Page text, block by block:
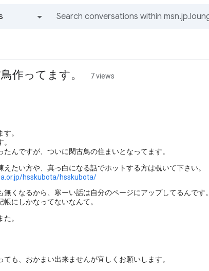
作ってます。 7 views
。
たんですが、ついに閑古鳥の住まいとなってます。
えたい方や、真っ白になる話でホットする方は覗いて下さい。
hsskubota/hsskubota/
無くなるから、寒ーい話は自分のページにアップしてるんです。
帳にしかなってないなんて。
。
ても、おかまい出来ませんが宜しくお願いします。